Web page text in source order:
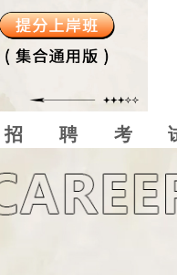
招聘考